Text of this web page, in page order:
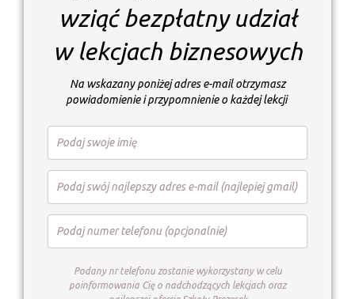
wziąć bezpłatny udział
w lekcjach biznesowych
Na wskazany poniżej adres e-mail otrzymasz
powiadomienie i przypomnienie o każdej lekcji
Podany nr telefonu zostanie wykorzystany w celu
poinformowania Cię o nadchodzących lekcjach oraz